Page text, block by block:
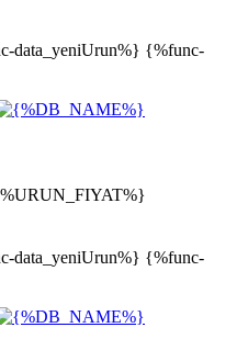
data_yeniUrun%} {%func-
data_yeniUrun%} {%func-